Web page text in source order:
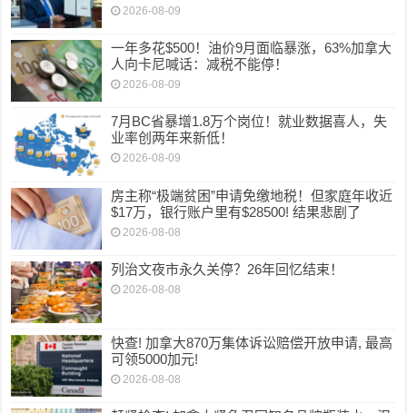
2026-08-09
一年多花$500！油价9月面临暴涨，63%加拿大
人向卡尼喊话：减税不能停！
2026-08-09
7月BC省暴增1.8万个岗位！就业数据喜人，失
业率创两年来新低！
2026-08-09
房主称“极端贫困”申请免缴地税！但家庭年收近
$17万，银行账户里有$28500! 结果悲剧了
2026-08-08
列治文夜市永久关停？26年回忆结束！
2026-08-08
快查! 加拿大870万集体诉讼赔偿开放申请, 最高
可领5000加元!
2026-08-08